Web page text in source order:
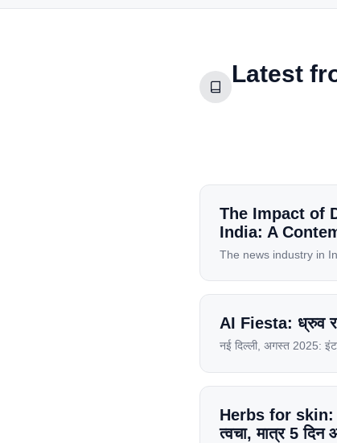
Latest
The Impact of
India: A
The news industry in
cheap mobile data,
setup. India has
AI Fiesta: ध्रुव
नई दिल्ली, अगस्त 2025:
Launch पर यूज़र्स का
Herbs for skin:
त्वचा, मात्र 5 दिन